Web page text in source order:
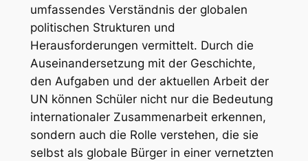
umfassendes Verständnis der globalen
politischen Strukturen und
Herausforderungen vermittelt. Durch die
Auseinandersetzung mit der Geschichte,
den Aufgaben und der aktuellen Arbeit der
UN können Schüler nicht nur die Bedeutung
internationaler Zusammenarbeit erkennen,
sondern auch die Rolle verstehen, die sie
selbst als globale Bürger in einer vernetzten